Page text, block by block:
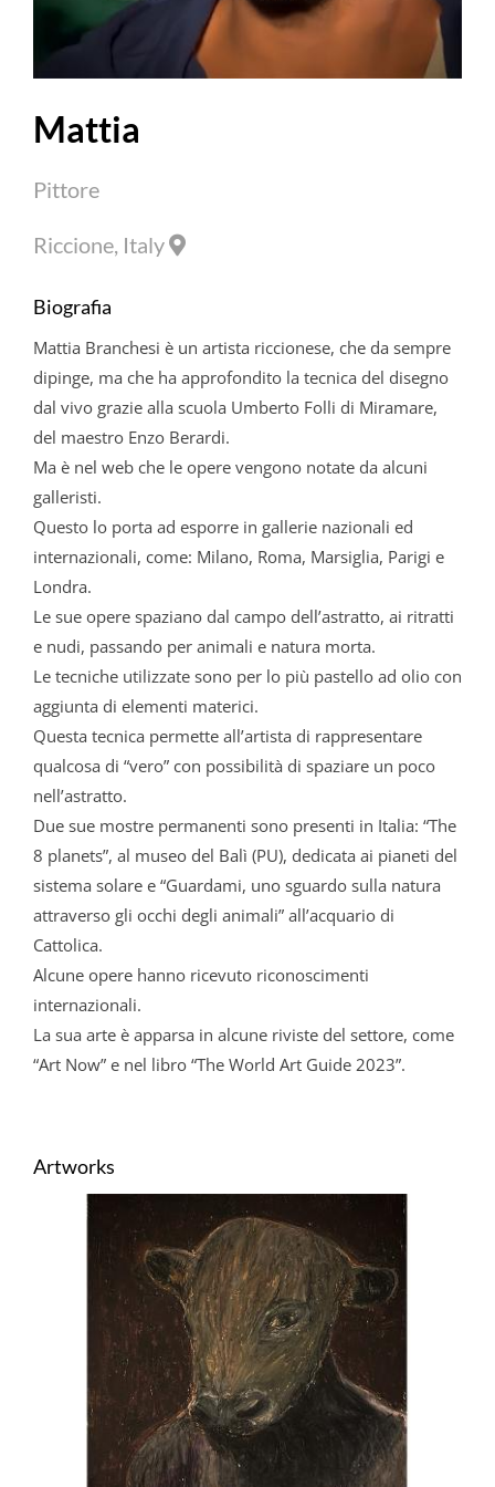
Mattia
Pittore
Riccione, Italy
Biografia
Mattia Branchesi è un artista riccionese, che da sempre
dipinge, ma che ha approfondito la tecnica del disegno
dal vivo grazie alla scuola Umberto Folli di Miramare,
del maestro Enzo Berardi.
Ma è nel web che le opere vengono notate da alcuni
galleristi.
Questo lo porta ad esporre in gallerie nazionali ed
internazionali, come: Milano, Roma, Marsiglia, Parigi e
Londra.
Le sue opere spaziano dal campo dell’astratto, ai ritratti
e nudi, passando per animali e natura morta.
Le tecniche utilizzate sono per lo più pastello ad olio con
aggiunta di elementi materici.
Questa tecnica permette all’artista di rappresentare
qualcosa di “vero” con possibilità di spaziare un poco
nell’astratto.
Due sue mostre permanenti sono presenti in Italia: “The
8 planets”, al museo del Balì (PU), dedicata ai pianeti del
sistema solare e “Guardami, uno sguardo sulla natura
attraverso gli occhi degli animali” all’acquario di
Cattolica.
Alcune opere hanno ricevuto riconoscimenti
internazionali.
La sua arte è apparsa in alcune riviste del settore, come
“Art Now” e nel libro “The World Art Guide 2023”.
Artworks